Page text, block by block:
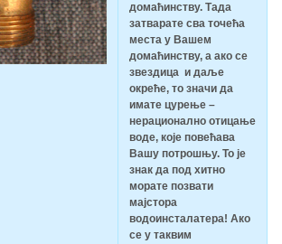
домаћинству. Тада
затварате сва точећа
места у Вашем
домаћинству, а ако се
звездица и даље
окреће, то значи да
имате цурење –
нерационално отицање
воде, које повећава
Вашу потрошњу. То је
знак да под хитно
морате позвати
мајстора
водоинсталатера! Ако
се у таквим